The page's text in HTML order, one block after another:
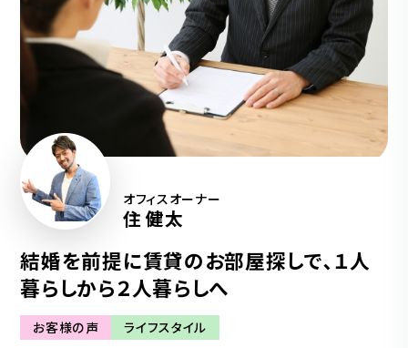
オフィスオーナー
住 健太
結婚を前提に賃貸のお部屋探しで､１人
暮らしから２人暮らしへ
お客様の声 ライフスタイル